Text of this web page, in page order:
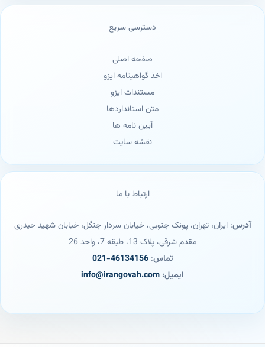
دسترسی سریع
صفحه اصلی
اخذ گواهینامه ایزو
مستندات ایزو
متن استانداردها
آیین نامه ها
نقشه سایت
ارتباط با ما
آدرس: ایران، تهران، پونک جنوبی، خیابان سردار جنگل، خیابان شهید حیدری
مقدم شرقی، پلاک 13، طبقه 7، واحد 26
تماس:
46134156-021
ایمیل: info@irangovah.com